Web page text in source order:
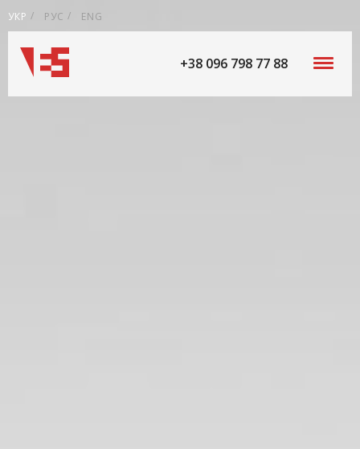
УКР РУС ENG
+38 096 798 77 88